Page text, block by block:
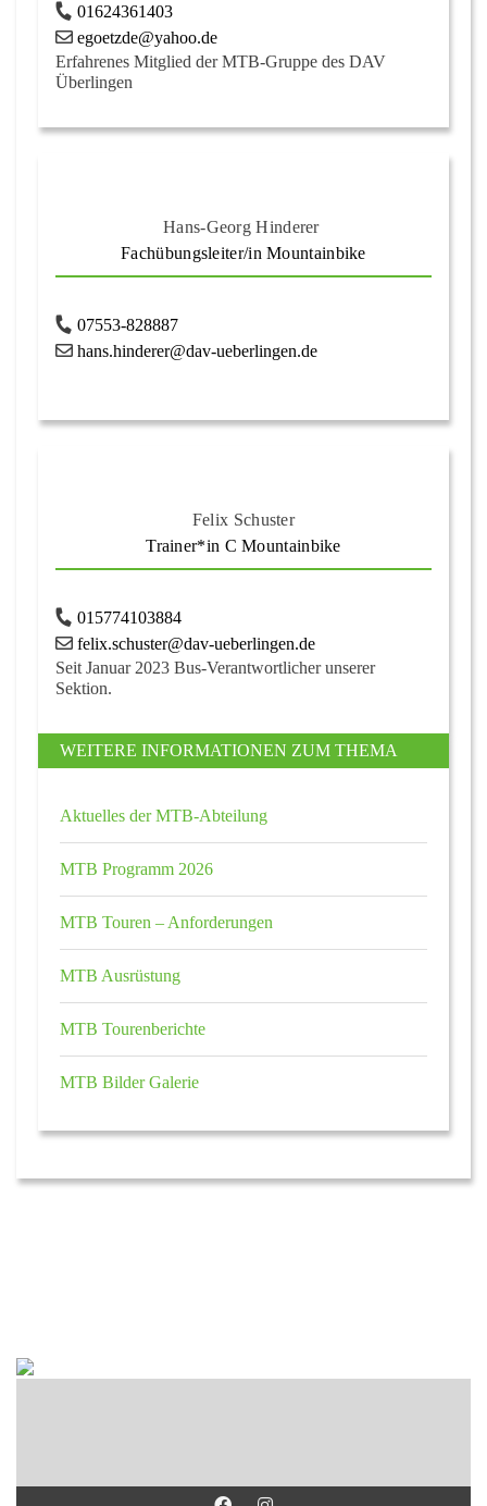
01624361403
egoetzde@yahoo.de
Erfahrenes Mitglied der MTB-Gruppe des DAV
Überlingen
Hans-Georg Hinderer
Fachübungsleiter/in Mountainbike
07553-828887
hans.hinderer@dav-ueberlingen.de
Felix Schuster
Trainer*in C Mountainbike
015774103884
felix.schuster@dav-ueberlingen.de
Seit Januar 2023 Bus-Verantwortlicher unserer
Sektion.
WEITERE INFORMATIONEN ZUM THEMA
Aktuelles der MTB-Abteilung
MTB Programm 2026
MTB Touren – Anforderungen
MTB Ausrüstung
MTB Tourenberichte
MTB Bilder Galerie